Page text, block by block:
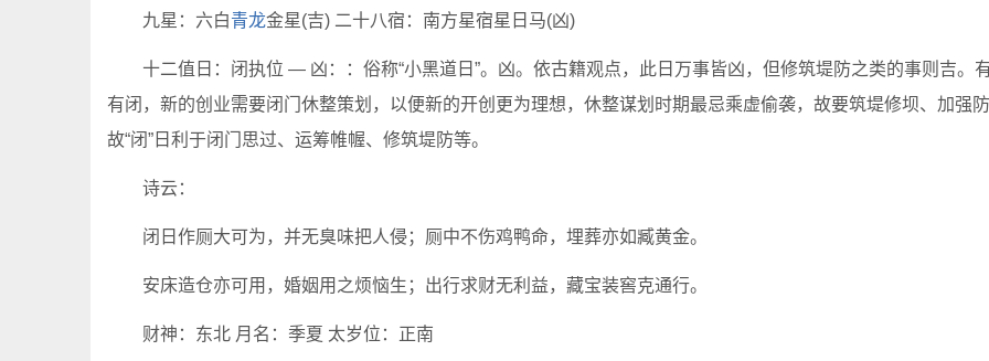
九星：六白青龙金星(吉) 二十八宿：南方星宿星日马(凶)
十二值日：闭执位 — 凶：：俗称“小黑道日”。凶。依古籍观点，此日万事皆凶，但修筑堤防之类的事则吉。
有闭，新的创业需要闭门休整策划，以便新的开创更为理想，休整谋划时期最忌乘虚偷袭，故要筑堤修坝、加强
故“闭”日利于闭门思过、运筹帷幄、修筑堤防等。
诗云：
闭日作厕大可为，并无臭味把人侵；厕中不伤鸡鸭命，埋葬亦如臧黄金。
安床造仓亦可用，婚姻用之烦恼生；出行求财无利益，藏宝装窖克通行。
财神：东北 月名：季夏 太岁位：正南